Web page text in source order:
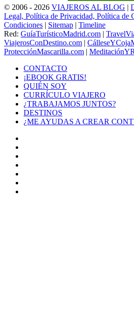
© 2006 - 2026 VIAJEROS AL BLOG |
Legal, Política de Privacidad, Política de
Condiciones | Sitemap | Timeline
Red: GuíaTurísticoMadrid.com |
ViajerosConDestino.com |
ProtecciónMascarilla.com |
CONTACTO
¡EBOOK GRATIS!
QUIÉN SOY
CURRÍCULO VIAJERO
¿TRABAJAMOS JUNTOS?
DESTINOS
¿ME AYUDAS A CREAR